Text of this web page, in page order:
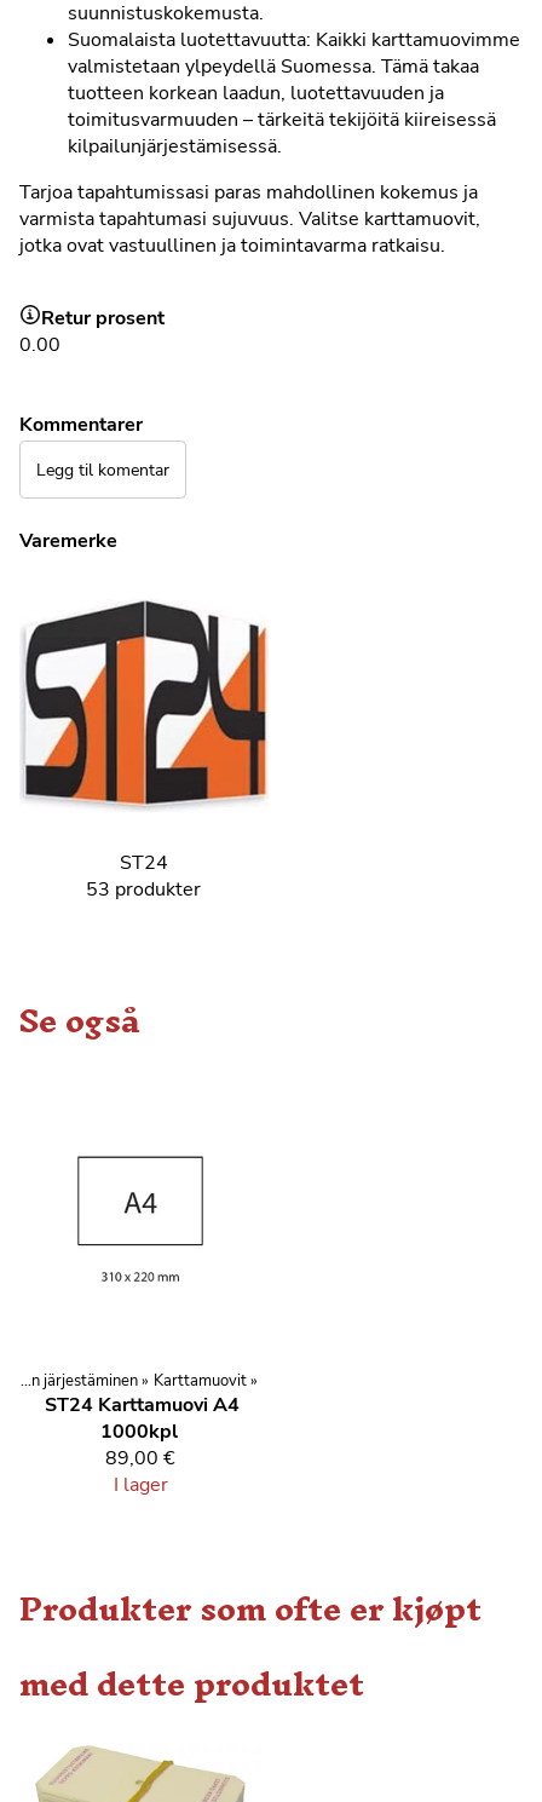
suunnistuskokemusta.
Suomalaista luotettavuutta: Kaikki karttamuovimme
valmistetaan ylpeydellä Suomessa. Tämä takaa
tuotteen korkean laadun, luotettavuuden ja
toimitusvarmuuden – tärkeitä tekijöitä kiireisessä
kilpailunjärjestämisessä.
Tarjoa tapahtumissasi paras mahdollinen kokemus ja
varmista tapahtumasi sujuvuus. Valitse karttamuovit,
jotka ovat vastuullinen ja toimintavarma ratkaisu.
Retur prosent
0.00
Kommentarer
Legg til komentar
Varemerke
ST24
53 produkter
Se også
Kilpailujen järjestäminen‪» Karttamuovit‪»
ST24 Karttamuovi A4
1000kpl
89,00 €
I lager
Produkter som ofte er kjøpt
med dette produktet